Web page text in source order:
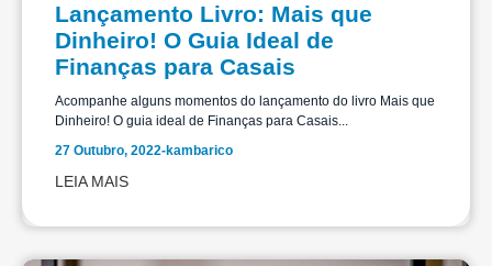
Lançamento Livro: Mais que
Dinheiro! O Guia Ideal de
Finanças para Casais
Acompanhe alguns momentos do lançamento do livro Mais que
Dinheiro! O guia ideal de Finanças para Casais...
27 Outubro, 2022-kambarico
LEIA MAIS